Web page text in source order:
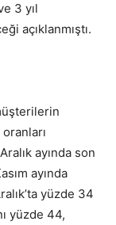
3 yıl
açıklanmıştı.
ayında son
ayında
yüzde 34
yüzde 44,